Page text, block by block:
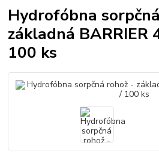
Hydrofóbna
základná BARRIER
100 ks